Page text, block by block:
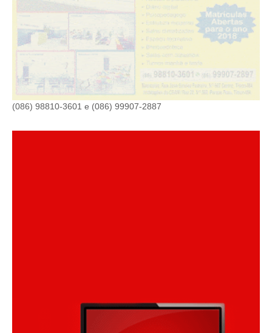
(086) 98810-3601 e (086) 99907-2887